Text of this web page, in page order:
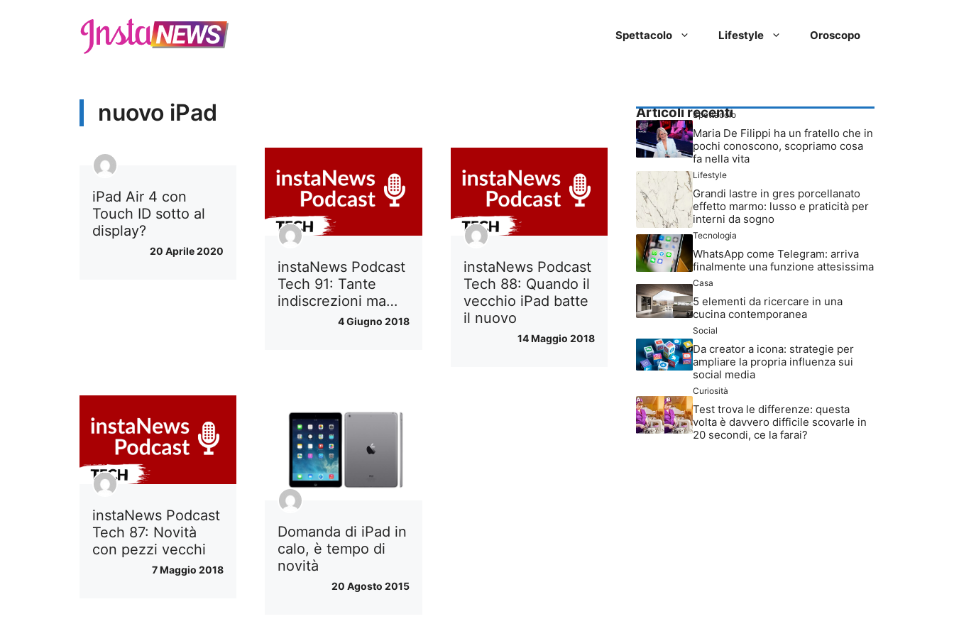
Spettacolo Lifestyle Oroscopo
nuovo iPad
iPad Air 4 con
Touch ID sotto al
display?
20 Aprile 2020
instaNews Podcast
Tech 91: Tante
indiscrezioni ma…
4 Giugno 2018
instaNews Podcast
Tech 88: Quando il
vecchio iPad batte
il nuovo
14 Maggio 2018
instaNews Podcast
Tech 87: Novità
con pezzi vecchi
7 Maggio 2018
Domanda di iPad in
calo, è tempo di
novità
20 Agosto 2015
Articoli recenti
Spettacolo
Maria De Filippi ha un fratello che in
pochi conoscono, scopriamo cosa
fa nella vita
Lifestyle
Grandi lastre in gres porcellanato
effetto marmo: lusso e praticità per
interni da sogno
Tecnologia
WhatsApp come Telegram: arriva
finalmente una funzione attesissima
Casa
5 elementi da ricercare in una
cucina contemporanea
Social
Da creator a icona: strategie per
ampliare la propria influenza sui
social media
Curiosità
Test trova le differenze: questa
volta è davvero difficile scovarle in
20 secondi, ce la farai?